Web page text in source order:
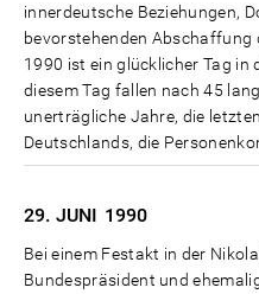
innerdeutsche Beziehungen,
bevorstehenden Abschaffung
1990 ist ein glücklicher Tag in
diesem Tag fallen nach 45
unerträgliche Jahre, die
Deutschlands, die
29. JUNI 1990
Bei einem Festakt in der
Bundespräsident und